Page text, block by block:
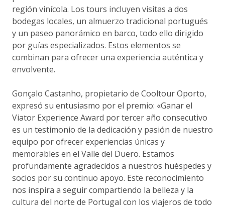
región vinícola. Los tours incluyen visitas a dos
bodegas locales, un almuerzo tradicional portugués
y un paseo panorámico en barco, todo ello dirigido
por guías especializados. Estos elementos se
combinan para ofrecer una experiencia auténtica y
envolvente.
Gonçalo Castanho, propietario de Cooltour Oporto,
expresó su entusiasmo por el premio: «Ganar el
Viator Experience Award por tercer año consecutivo
es un testimonio de la dedicación y pasión de nuestro
equipo por ofrecer experiencias únicas y
memorables en el Valle del Duero. Estamos
profundamente agradecidos a nuestros huéspedes y
socios por su continuo apoyo. Este reconocimiento
nos inspira a seguir compartiendo la belleza y la
cultura del norte de Portugal con los viajeros de todo